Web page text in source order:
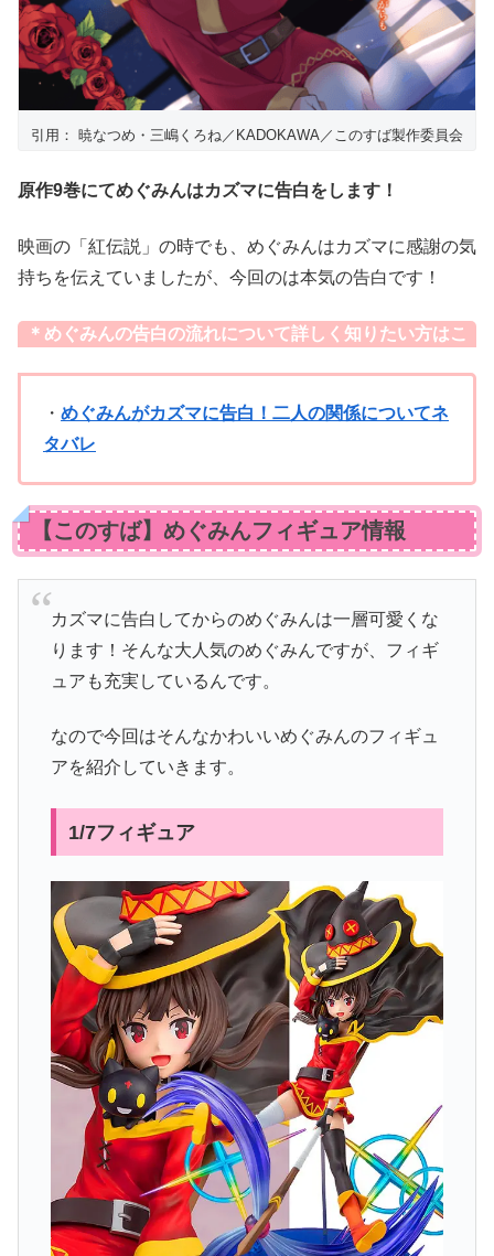
引用： 暁なつめ・三嶋くろね／KADOKAWA／このすば製作委員会
原作9巻にてめぐみんはカズマに告白をします！
映画の「紅伝説」の時でも、めぐみんはカズマに感謝の気
持ちを伝えていましたが、今回のは本気の告白です！
＊めぐみんの告白の流れについて詳しく知りたい方はこ
・ めぐみんがカズマに告白！二人の関係についてネ
タバレ
【このすば】めぐみんフィギュア情報
カズマに告白してからのめぐみんは一層可愛くな
ります！そんな大人気のめぐみんですが、フィギ
ュアも充実しているんです。
なので今回はそんなかわいいめぐみんのフィギュ
アを紹介していきます。
1/7フィギュア